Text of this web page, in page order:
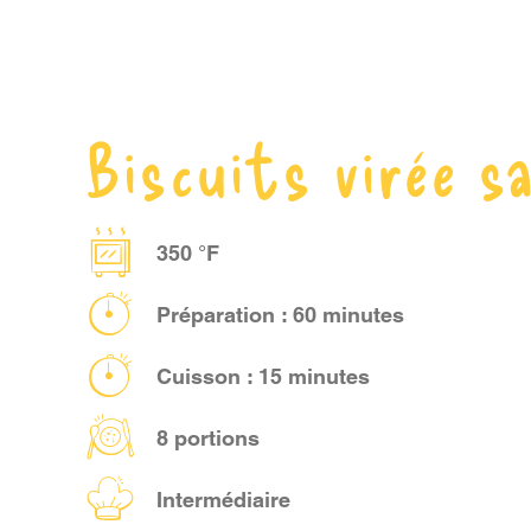
Biscuits virée
350 °F
Préparation : 60 minutes
Cuisson : 15 minutes
8 portions
Intermédiaire